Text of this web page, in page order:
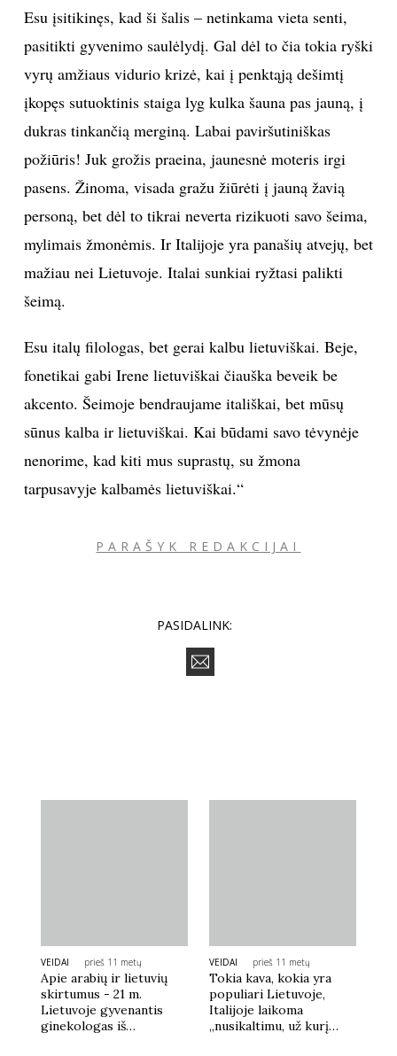
Esu įsitikinęs, kad ši šalis – netinkama vieta senti,
pasitikti gyvenimo saulėlydį. Gal dėl to čia tokia ryški
vyrų amžiaus vidurio krizė, kai į penktąją dešimtį
įkopęs sutuoktinis staiga lyg kulka šauna pas jauną, į
dukras tinkančią merginą. Labai paviršutiniškas
požiūris! Juk grožis praeina, jaunesnė moteris irgi
pasens. Žinoma, visada gražu žiūrėti į jauną žavią
personą, bet dėl to tikrai neverta rizikuoti savo šeima,
mylimais žmonėmis. Ir Italijoje yra panašių atvejų, bet
mažiau nei Lietuvoje. Italai sunkiai ryžtasi palikti
šeimą.
Esu italų filologas, bet gerai kalbu lietuviškai. Beje,
fonetikai gabi Irene lietuviškai čiauška beveik be
akcento. Šeimoje bendraujame itališkai, bet mūsų
sūnus kalba ir lietuviškai. Kai būdami savo tėvynėje
nenorime, kad kiti mus suprastų, su žmona
tarpusavyje kalbamės lietuviškai.“
PARAŠYK REDAKCIJAI
PASIDALINK:
VEIDAI prieš 11 metų
Apie arabių ir lietuvių
skirtumus - 21 m.
Lietuvoje gyvenantis
ginekologas iš
VEIDAI prieš 11 metų
Tokia kava, kokia yra
populiari Lietuvoje,
Italijoje laikoma
„nusikaltimu, už kurį